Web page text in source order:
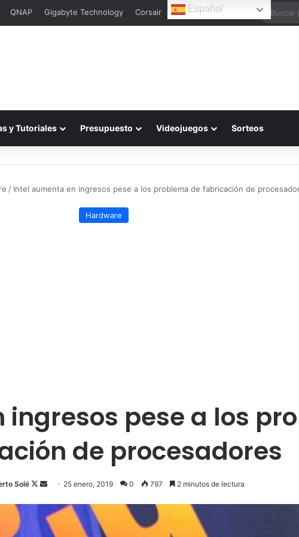
QNAP Gigabyte Technology Corsair Español
y Tutoriales Presupuesto Videojuegos Sorteos
/ Intel aumenta en ingresos pese a los problema de fabricación de
Hardware
pese a los
de procesadores
Solé
F S
n
d
25 enero, 2019 0 797 2 minutos de lectura